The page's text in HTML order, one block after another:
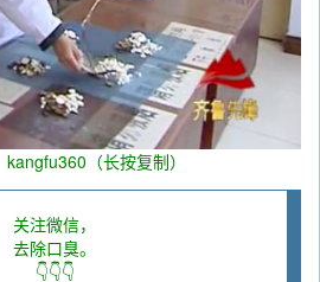
（长按复制）
关注微信，
去除口臭。
👇👇👇